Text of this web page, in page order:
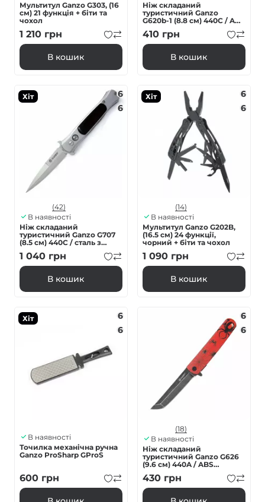
Мультитул Ganzo G303, (16
см) 21 функція + біти та
чохол
1 210 грн
В кошик
Ніж складаний
туристичний Ganzo
G620b-1 (8.8 см) 440C / ABS
чорний
410 грн
В кошик
Хіт
6
6
(42)
В наявності
Ніж складаний
туристичний Ganzo G707
(8.5 см) 440C / сталь з
деревом сірий
1 040 грн
В кошик
Хіт
6
6
(14)
В наявності
Мультитул Ganzo G202B,
(16.5 см) 24 функції,
чорний + біти та чохол
1 090 грн
В кошик
Хіт
6
6
В наявності
Точилка механічна ручна
Ganzo ProSharp GProS
600 грн
6
6
(18)
В наявності
Ніж складаний
туристичний Ganzo G626
(9.6 см) 440A / ABS
червоний
430 грн